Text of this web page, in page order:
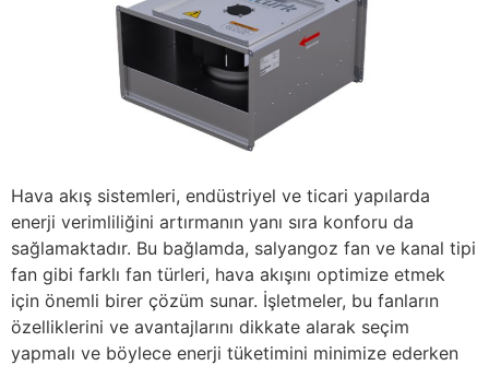
Hava akış sistemleri, endüstriyel ve ticari yapılarda
enerji verimliliğini artırmanın yanı sıra konforu da
sağlamaktadır. Bu bağlamda, salyangoz fan ve kanal tipi
fan gibi farklı fan türleri, hava akışını optimize etmek
için önemli birer çözüm sunar. İşletmeler, bu fanların
özelliklerini ve avantajlarını dikkate alarak seçim
yapmalı ve böylece enerji tüketimini minimize ederken